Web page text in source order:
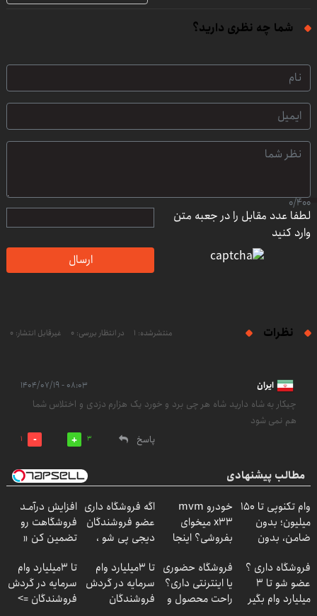
شما چه نظری دارید؟
0/400
لطفا عدد مقابل را در جعبه متن
وارد کنید
ارسال
نظرات منتشرشده: 1 در انتظار بررسی: 0 غیرقابل انتشار: 0
ایران ۰۸:۰۳ - ۱۴۰۴/۰۷/۱۹
چیکار به شاه دارید شاه هر چی برد و خورد یک هزارم دزدی و اختلاس شما
هم نمی شود
پاسخ
3
1
مطالب پیشنهادی
وام تکنوپی تا ۱۵۰
میلیون؛ بدون
ضامن، بدون
خودرو mvm
x33 میخوای
بفروشی؟ اینجا
میره
اگه فروشگاه داری
عضو فروشندگان
دیجی پی شو ،
افزایش درآمـد
فروشگاهت رو
تضمین کن «
ثبت کن »
فروشگاه داری ؟
عضو شو تا 3
میلیارد وام بگیر
فروشگاه حضوری
یا اینترنتی داری؟
راحت محصول و
تا 3میلیارد وام
سرمایه در گردش
فروشندگان
تا 3میلیارد وام
سرمایه در گردش
فروشندگان =>